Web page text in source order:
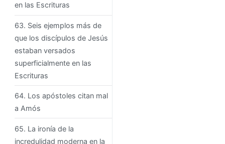
en las Escrituras
63. Seis ejemplos más de
que los discípulos de Jesús
estaban versados ​​
superficialmente en las
Escrituras
64. Los apóstoles citan mal
a Amós
65. La ironía de la
incredulidad moderna en la